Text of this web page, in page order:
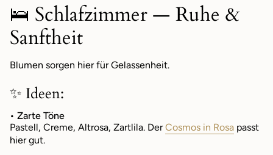
🛌 Schlafzimmer — Ruhe &
Sanftheit
Blumen sorgen hier für Gelassenheit.
✨ Ideen:
• Zarte Töne
Pastell, Creme, Altrosa, Zartlila. DerCosmos in Rosa passt
hier gut.